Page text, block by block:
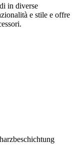
in diverse
e stile e offre